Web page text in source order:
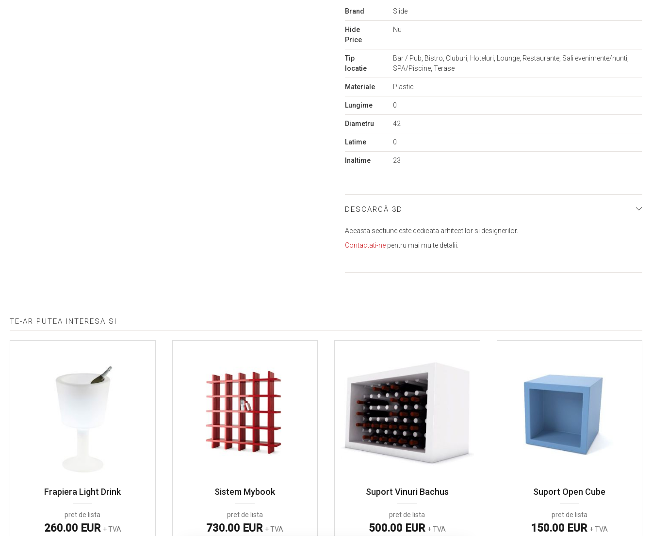
Mai
informații
Brand Slide
Hide
Price
Nu
Tip
locatie
Bar / Pub, Bistro, Cluburi, Hoteluri, Lounge, Restaurante, Sali evenimente/nunti,
SPA/Piscine, Terase
Materiale Plastic
Lungime 0
Diametru 42
Latime 0
Inaltime 23
DESCARCĂ 3D
Aceasta sectiune este dedicata arhitectilor si designerilor.
Contactati-ne pentru mai multe detalii.
TE-AR PUTEA INTERESA SI
Frapiera Light Drink
pret de lista
260.00 EUR + TVA
Sistem Mybook
pret de lista
730.00 EUR + TVA
Suport Vinuri Bachus
pret de lista
500.00 EUR + TVA
Suport Open Cube
pret de lista
150.00 EUR + TVA